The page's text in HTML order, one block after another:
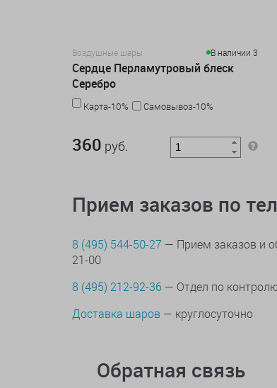
Воздушные шары В наличии 3
Сердце Перламутровый блеск
Серебро
Карта-10%
Самовывоз-10%
360 руб.
Прием заказов по
8 (495) 544-50-27 — Прием заказов и
21-00
8 (495) 212-92-36 — Отдел по
Доставка шаров — круглосуточно
Обратная связь